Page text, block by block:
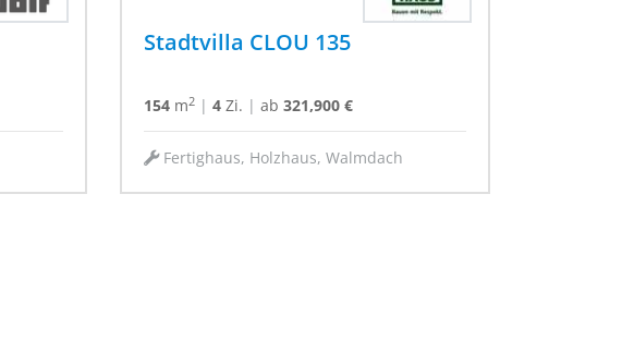
Stadtvilla CLOU 135
154 m2 | 4 Zi. | ab 321,900 €
Fertighaus, Holzhaus, Walmdach